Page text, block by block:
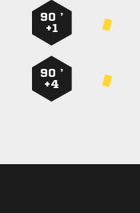
90 ’
+1
90 ’
+4